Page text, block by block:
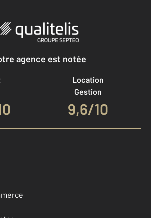
agence est notée
Location
Gestion
9,6/10